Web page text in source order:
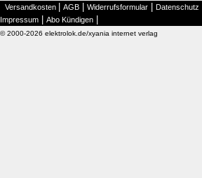
Versandkosten AGB Widerrufsformular Datenschutz
Impressum Abo Kündigen
© 2000-2026 elektrolok.de/xyania internet verlag